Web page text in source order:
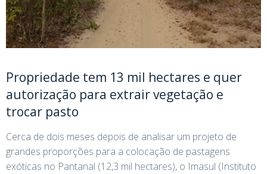
Propriedade tem 13 mil hectares e quer
autorização para extrair vegetação e
trocar pasto
Cerca de dois meses depois de analisar um projeto de
grandes proporções para a colocação de pastagens
exóticas no Pantanal (12,3 mil hectares), o Imasul (Instituto